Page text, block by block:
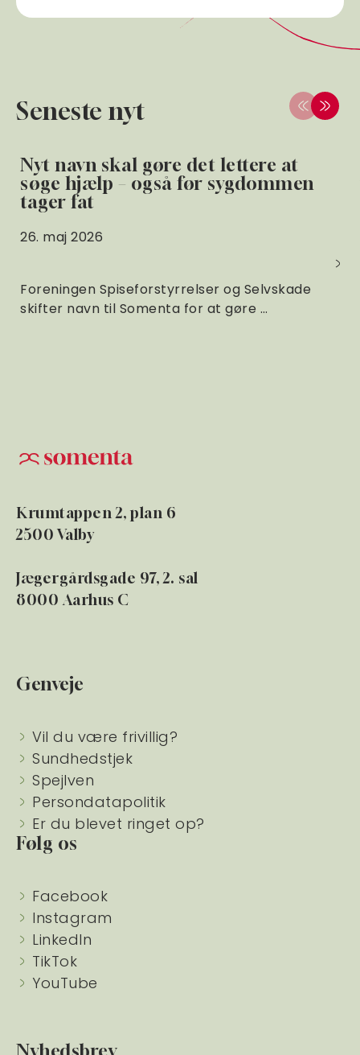
Seneste nyt
Nyt navn skal gøre det lettere at
søge hjælp – også før sygdommen
tager fat
26. maj 2026
Foreningen Spiseforstyrrelser og Selvskade
skifter navn til Somenta for at gøre …
Krumtappen 2, plan 6
2500 Valby
Jægergårdsgade 97, 2. sal
8000 Aarhus C
Genveje
Vil du være frivillig?
Sundhedstjek
Spejlven
Persondatapolitik
Er du blevet ringet op?
Følg os
Facebook
Instagram
LinkedIn
TikTok
YouTube